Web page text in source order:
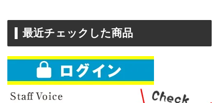
最近チェックした商品